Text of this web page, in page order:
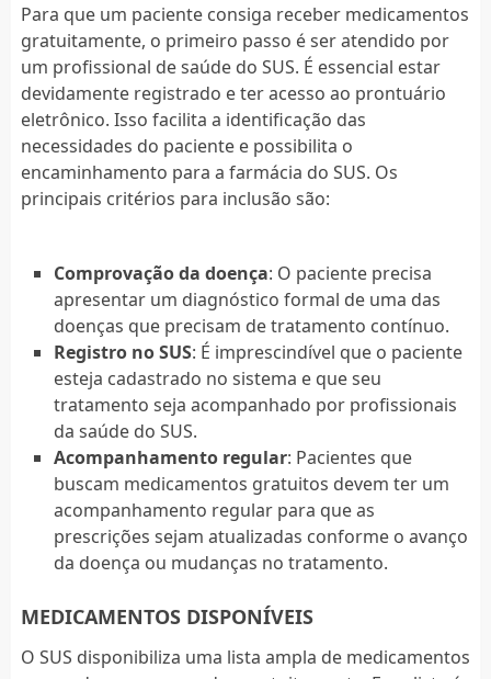
Para que um paciente consiga receber medicamentos
gratuitamente, o primeiro passo é ser atendido por
um profissional de saúde do SUS. É essencial estar
devidamente registrado e ter acesso ao prontuário
eletrônico. Isso facilita a identificação das
necessidades do paciente e possibilita o
encaminhamento para a farmácia do SUS. Os
principais critérios para inclusão são:
Comprovação da doença: O paciente precisa
apresentar um diagnóstico formal de uma das
doenças que precisam de tratamento contínuo.
Registro no SUS: É imprescindível que o paciente
esteja cadastrado no sistema e que seu
tratamento seja acompanhado por profissionais
da saúde do SUS.
Acompanhamento regular: Pacientes que
buscam medicamentos gratuitos devem ter um
acompanhamento regular para que as
prescrições sejam atualizadas conforme o avanço
da doença ou mudanças no tratamento.
MEDICAMENTOS DISPONÍVEIS
O SUS disponibiliza uma lista ampla de medicamentos